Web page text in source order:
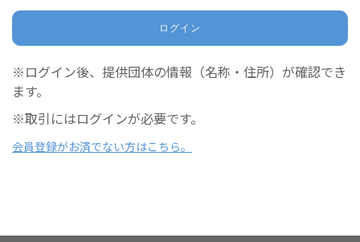
ログイン
※ログイン後、提供団体の情報（名称・住所）が確認でき
ます。
※取引にはログインが必要です。
会員登録がお済でない方はこちら。